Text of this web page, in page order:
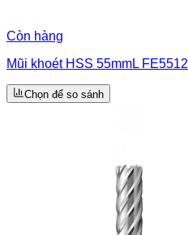
Còn hàng
Mũi khoét HSS 55mmL FE5512
Chọn để so sánh